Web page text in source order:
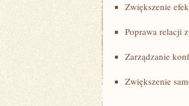
Zwiększenie
Poprawa relacji
Zarządzanie
Zwiększenie